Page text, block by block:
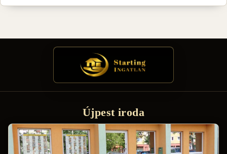
Újpest iroda